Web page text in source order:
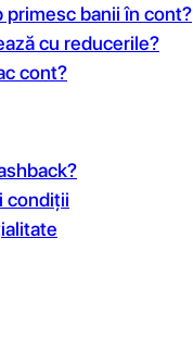
primesc banii în cont?
cu reducerile?
cont?
condiții